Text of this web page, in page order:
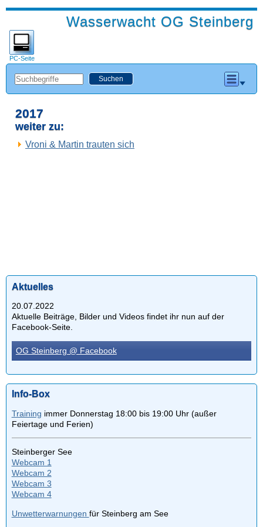
Wasserwacht OG Steinberg
PC-Seite
2017
weiter zu:
Vroni & Martin trauten sich
Aktuelles
20.07.2022
Aktuelle Beiträge, Bilder und Videos findet ihr nun auf der
Facebook-Seite.
OG Steinberg @ Facebook
Info-Box
Training immer Donnerstag 18:00 bis 19:00 Uhr (außer
Feiertage und Ferien)
Steinberger See
Webcam 1
Webcam 2
Webcam 3
Webcam 4
Unwetterwarnungen für Steinberg am See